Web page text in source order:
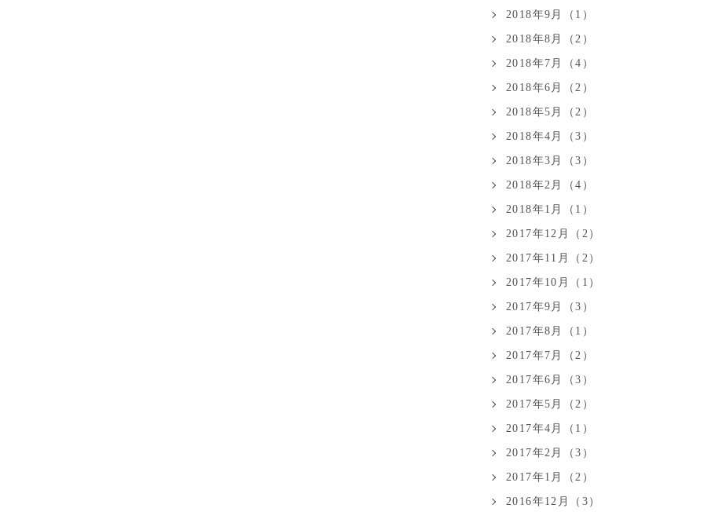
2018年9月（1）
2018年8月（2）
2018年7月（4）
2018年6月（2）
2018年5月（2）
2018年4月（3）
2018年3月（3）
2018年2月（4）
2018年1月（1）
2017年12月（2）
2017年11月（2）
2017年10月（1）
2017年9月（3）
2017年8月（1）
2017年7月（2）
2017年6月（3）
2017年5月（2）
2017年4月（1）
2017年2月（3）
2017年1月（2）
2016年12月（3）